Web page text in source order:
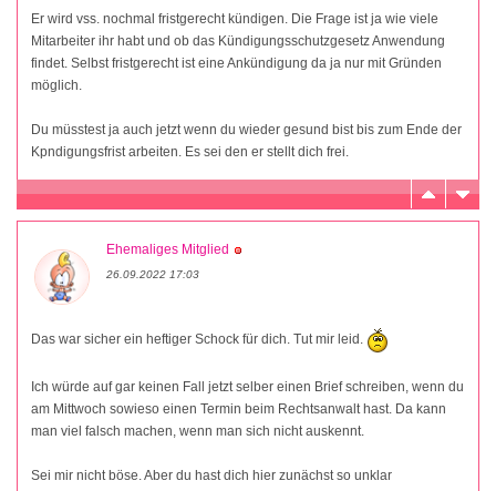
Er wird vss. nochmal fristgerecht kündigen. Die Frage ist ja wie viele
Mitarbeiter ihr habt und ob das Kündigungsschutzgesetz Anwendung
findet. Selbst fristgerecht ist eine Ankündigung da ja nur mit Gründen
möglich.
Du müsstest ja auch jetzt wenn du wieder gesund bist bis zum Ende der
Kpndigungsfrist arbeiten. Es sei den er stellt dich frei.
Ehemaliges Mitglied
26.09.2022 17:03
Das war sicher ein heftiger Schock für dich. Tut mir leid.
Ich würde auf gar keinen Fall jetzt selber einen Brief schreiben, wenn du
am Mittwoch sowieso einen Termin beim Rechtsanwalt hast. Da kann
man viel falsch machen, wenn man sich nicht auskennt.
Sei mir nicht böse. Aber du hast dich hier zunächst so unklar